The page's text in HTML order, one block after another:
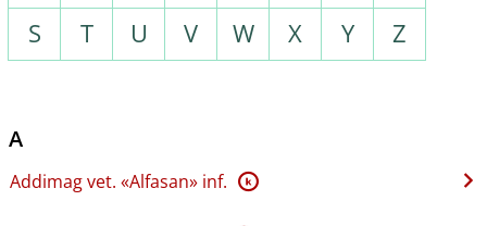
S
T U V W X Y Z
A
Addimag vet. «Alfasan» inf. K